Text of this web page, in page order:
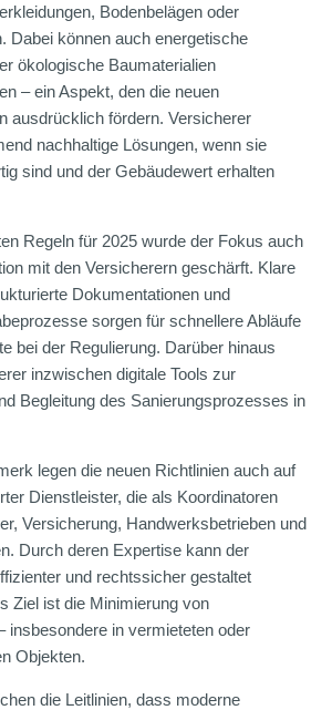
Bodenbelägen oder
Dabei können auch energetische
ökologische Baumaterialien
– ein Aspekt, den die neuen
ausdrücklich fördern. Versicherer
nachhaltige Lösungen, wenn sie
sind und der Gebäudewert erhalten
Regeln für 2025 wurde der Fokus auch
mit den Versicherern geschärft. Klare
Dokumentationen und
sorgen für schnellere Abläufe
bei der Regulierung. Darüber hinaus
inzwischen digitale Tools zur
Begleitung des Sanierungsprozesses in
legen die neuen Richtlinien auch auf
Dienstleister, die als Koordinatoren
Versicherung, Handwerksbetrieben und
Durch deren Expertise kann der
und rechtssicher gestaltet
Ziel ist die Minimierung von
insbesondere in vermieteten oder
Objekten.
die Leitlinien, dass moderne